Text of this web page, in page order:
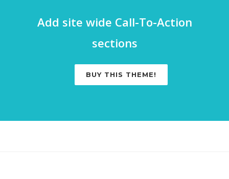
Add site wide Call-To-Action
sections
BUY THIS THEME!